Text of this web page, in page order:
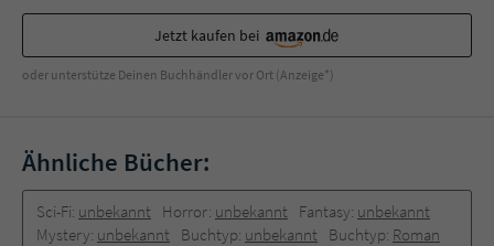
Jetzt kaufen bei
oder unterstütze Deinen Buchhändler vor Ort (Anzeige*)
Ähnliche Bücher:
Sci-Fi: unbekannt Horror: unbekannt Fantasy: unbekannt
Mystery: unbekannt Buchtyp: unbekannt Buchtyp: Roman